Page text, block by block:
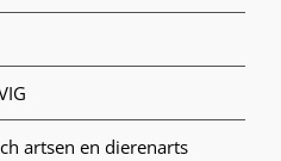
artsen en dierenarts